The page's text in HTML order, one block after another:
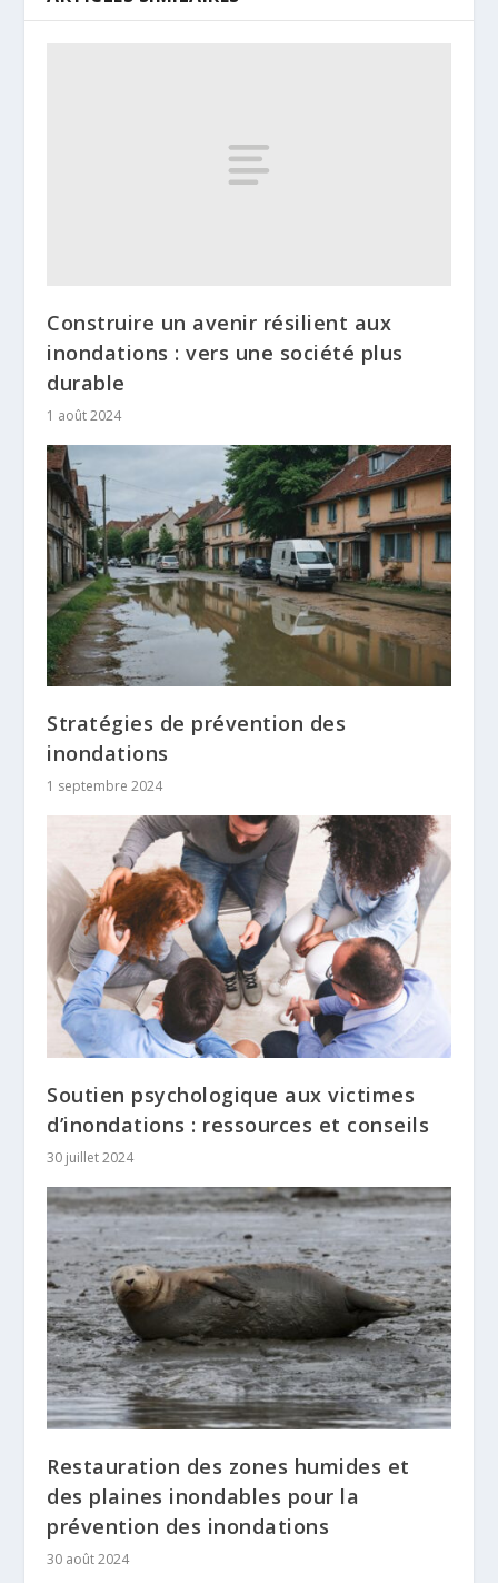
Construire un avenir résilient aux
inondations : vers une société plus
durable
1 août 2024
Stratégies de prévention des
inondations
1 septembre 2024
Soutien psychologique aux victimes
d’inondations : ressources et conseils
30 juillet 2024
Restauration des zones humides et
des plaines inondables pour la
prévention des inondations
30 août 2024